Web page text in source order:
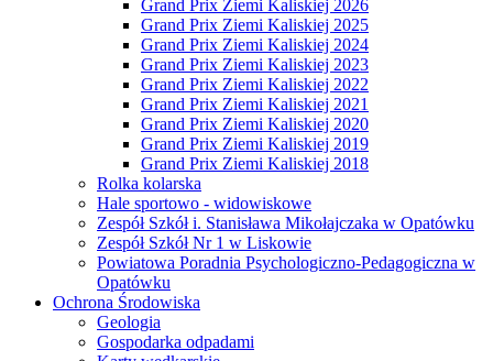
Grand Prix Ziemi Kaliskiej 2026
Grand Prix Ziemi Kaliskiej 2025
Grand Prix Ziemi Kaliskiej 2024
Grand Prix Ziemi Kaliskiej 2023
Grand Prix Ziemi Kaliskiej 2022
Grand Prix Ziemi Kaliskiej 2021
Grand Prix Ziemi Kaliskiej 2020
Grand Prix Ziemi Kaliskiej 2019
Grand Prix Ziemi Kaliskiej 2018
Rolka kolarska
Hale sportowo - widowiskowe
Zespół Szkół i. Stanisława Mikołajczaka w Opatówku
Zespół Szkół Nr 1 w Liskowie
Powiatowa Poradnia Psychologiczno-Pedagogiczna w
Opatówku
Ochrona Środowiska
Geologia
Gospodarka odpadami